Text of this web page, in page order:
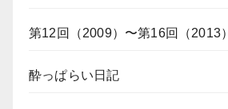
第12回（2009）〜第16回（2013）
酔っぱらい日記